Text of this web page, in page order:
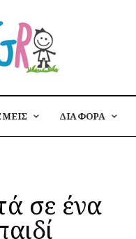
ΔΙΑΦΟΡΑ
σε ένα